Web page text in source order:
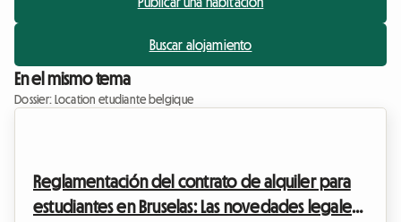
Buscar alojamiento
En el mismo tema
Dossier: Location etudiante belgique
Reglamentación del contrato de alquiler para
estudiantes en Bruselas: Las novedades legales